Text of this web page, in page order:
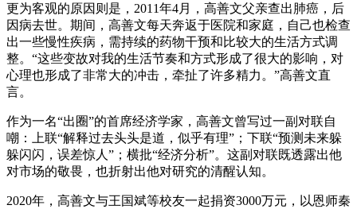
更为客观的原因则是，2011年4月，高善文父亲查出肺癌，后
因病去世。期间，高善文每天奔返于医院和家庭，自己也检查
出一些慢性疾病，需持续的药物干预和比较大的生活方式调
整。“这些变故对我的生活节奏和方式形成了很大的影响，对
心理也形成了非常大的冲击，牵扯了许多精力。”高善文直
言。
作为一名“出圈”的首席经济学家，高善文曾写过一副对联自
嘲：上联“解释过去头头是道，似乎有理”；下联“预测未来躲
躲闪闪，误差惊人”；横批“经济分析”。这副对联既透露出他
对市场的敬畏，也折射出他对研究的清醒认知。
2020年，高善文与王国斌等校友一起捐资3000万元，以恩师秦